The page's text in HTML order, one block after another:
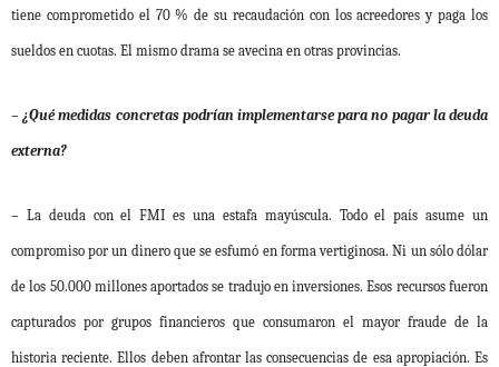
tiene comprometido el 70 % de su recaudación con los acreedores y paga los
sueldos en cuotas. El mismo drama se avecina en otras provincias.
– ¿Qué medidas concretas podrían implementarse para no pagar la deuda
externa?
– La deuda con el FMI es una estafa mayúscula. Todo el país asume un
compromiso por un dinero que se esfumó en forma vertiginosa. Ni un sólo dólar
de los 50.000 millones aportados se tradujo en inversiones. Esos recursos fueron
capturados por grupos financieros que consumaron el mayor fraude de la
historia reciente. Ellos deben afrontar las consecuencias de esa apropiación. Es